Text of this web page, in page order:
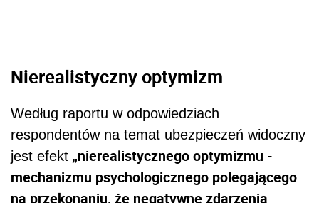
Nierealistyczny optymizm
Według raportu w odpowiedziach
respondentów na temat ubezpieczeń widoczny
jest efekt „nierealistycznego optymizmu -
mechanizmu psychologicznego polegającego
na przekonaniu, że negatywne zdarzenia